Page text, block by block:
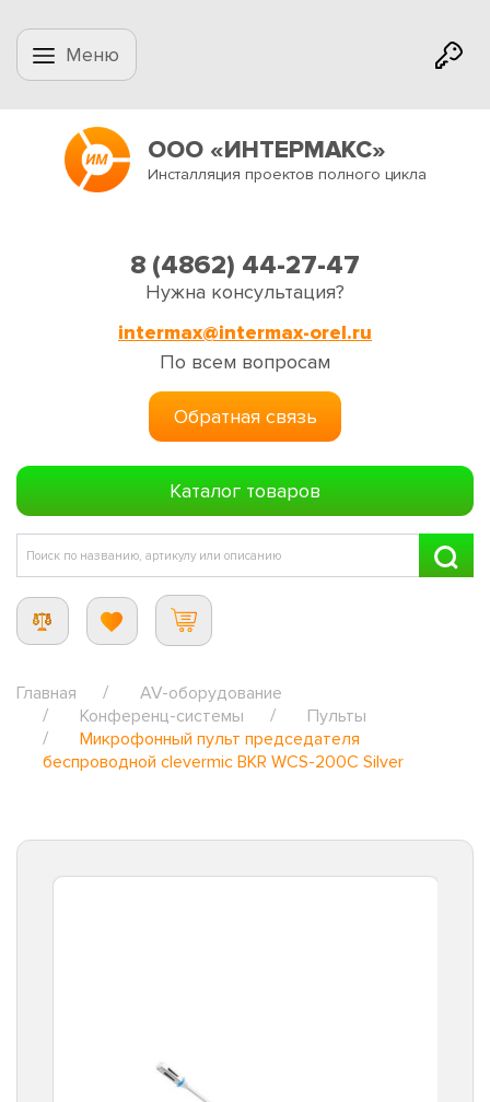
Меню
ООО «ИНТЕРМАКС»
Инсталляция проектов полного цикла
8 (4862) 44-27-47
Нужна консультация?
intermax@intermax-orel.ru
По всем вопросам
Обратная связь
Каталог товаров
Главная
AV-оборудование
Конференц-системы
Пульты
Микрофонный пульт председателя
беспроводной clevermic BKR WCS-200C Silver